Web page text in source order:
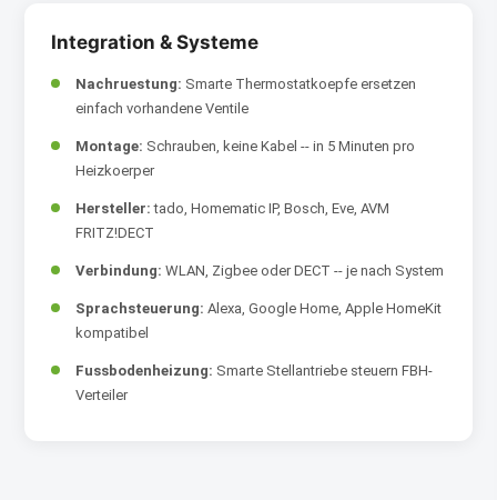
Integration & Systeme
Nachruestung: Smarte Thermostatkoepfe ersetzen
einfach vorhandene Ventile
Montage: Schrauben, keine Kabel -- in 5 Minuten pro
Heizkoerper
Hersteller: tado, Homematic IP, Bosch, Eve, AVM
FRITZ!DECT
Verbindung: WLAN, Zigbee oder DECT -- je nach System
Sprachsteuerung: Alexa, Google Home, Apple HomeKit
kompatibel
Fussbodenheizung: Smarte Stellantriebe steuern FBH-
Verteiler